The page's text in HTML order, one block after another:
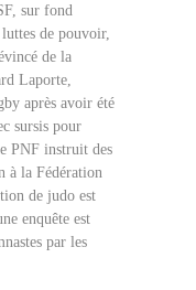
sur fond
de pouvoir,
de la
Laporte,
après avoir été
sursis pour
PNF instruit des
à la Fédération
de judo est
enquête est
par les